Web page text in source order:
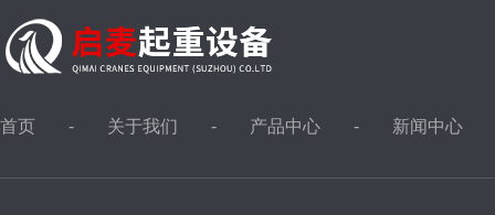
首页 关于我们 产品中心 新闻中心